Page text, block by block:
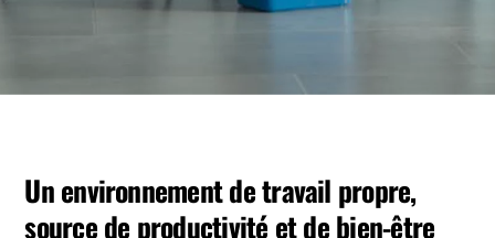
Un environnement de travail propre,
source de productivité et de bien-être